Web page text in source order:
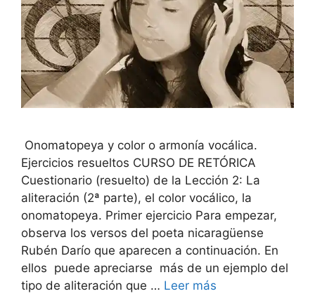
Onomatopeya y color o armonía vocálica.
Ejercicios resueltos CURSO DE RETÓRICA
Cuestionario (resuelto) de la Lección 2: La
aliteración (2ª parte), el color vocálico, la
onomatopeya. Primer ejercicio Para empezar,
observa los versos del poeta nicaragüense
Rubén Darío que aparecen a continuación. En
ellos puede apreciarse más de un ejemplo del
tipo de aliteración que … Leer más